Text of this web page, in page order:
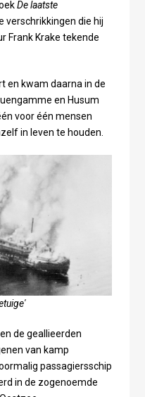
De laatste
verschrikkingen die hij
Frank Krake tekende
en kwam daarna in de
en Husum
voor één mensen
in leven te houden.
de geallieerden
van kamp
passagiersschip
in de zogenoemde